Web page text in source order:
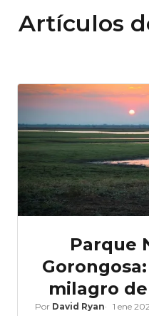
Artículos
Parque
milagro
Por David Ryan 1 ene